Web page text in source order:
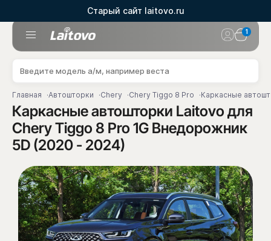
Старый сайт laitovo.ru
1
Главная Автошторки Chery Chery Tiggo 8 Pro Каркасные
Каркасные автошторки Laitovo для
Chery Tiggo 8 Pro 1G Внедорожник
5D (2020 - 2024)